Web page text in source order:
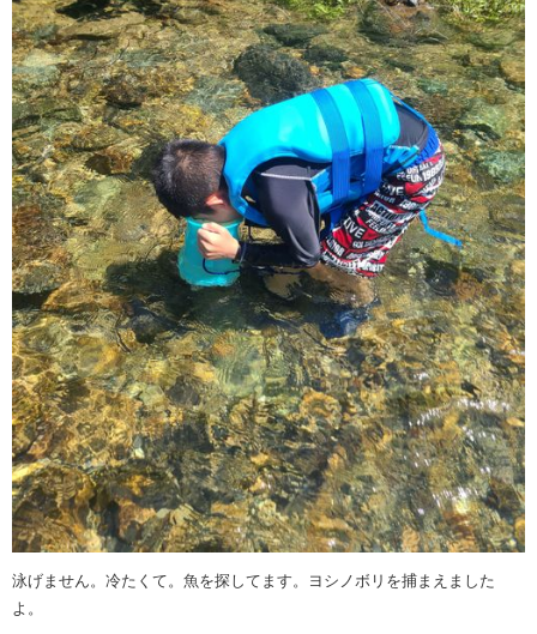
泳げません。冷たくて。魚を探してます。ヨシノボリを捕まえました
よ。